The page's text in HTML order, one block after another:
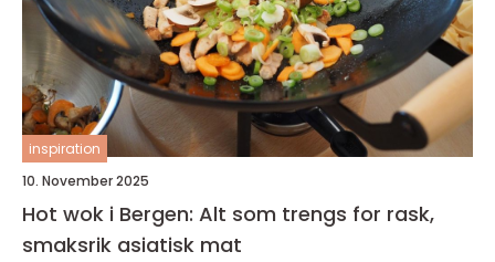
inspiration
10. November 2025
Hot wok i Bergen: Alt som trengs for rask,
smaksrik asiatisk mat